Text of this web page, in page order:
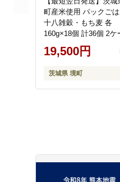
町産米使用 パックご
十八雑穀・もち麦 各
160g×18個 計36個 2ケ
パックライス ライス
パックご飯 レトルト
19,500円
茨城県 境町